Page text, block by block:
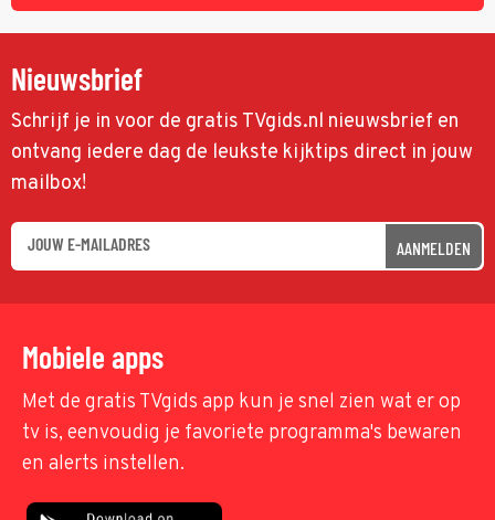
Nieuwsbrief
Schrijf je in voor de gratis TVgids.nl nieuwsbrief en
ontvang iedere dag de leukste kijktips direct in jouw
mailbox!
AANMELDEN
Mobiele apps
Met de gratis TVgids app kun je snel zien wat er op
tv is, eenvoudig je favoriete programma's bewaren
en alerts instellen.